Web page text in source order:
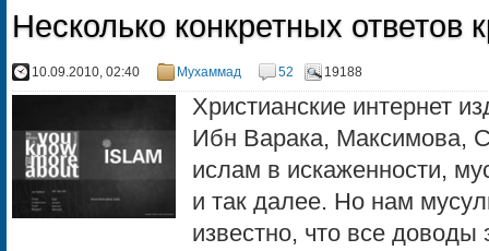
Несколько конкретных
10.09.2010, 02:40 Мухаммад 52 19188
Христианские интернет
Ибн Варака, Максимова,
ислам в искаженности,
и так далее. Но нам
известно, что все доводы